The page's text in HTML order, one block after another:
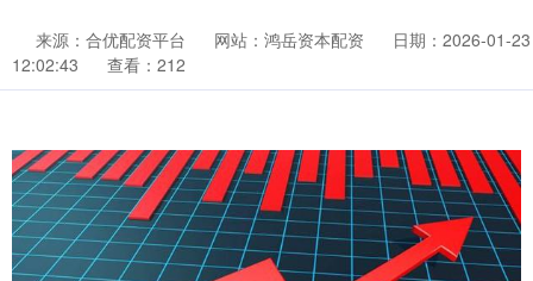
来源：合优配资平台 网站：鸿岳资本配资
日期：2026-01-23
12:02:43
查看：212